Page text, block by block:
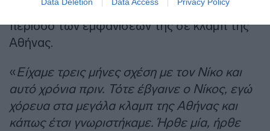
χημεία που υπήρχε μεταξύ τους κατά την
περίοδο των εμφανίσεών της σε κλαμπ της
Αθήνας.
«Είχαμε τρεις μήνες σχέση με τον Νίκο και
αυτό χρόνια πριν. Τότε έβγαινε ο Νίκος, εγώ
χόρευα στα μεγάλα κλαμπ της Αθήνας και
κάπως έτσι γνωριστήκαμε. Ήρθε μία, ήρθε